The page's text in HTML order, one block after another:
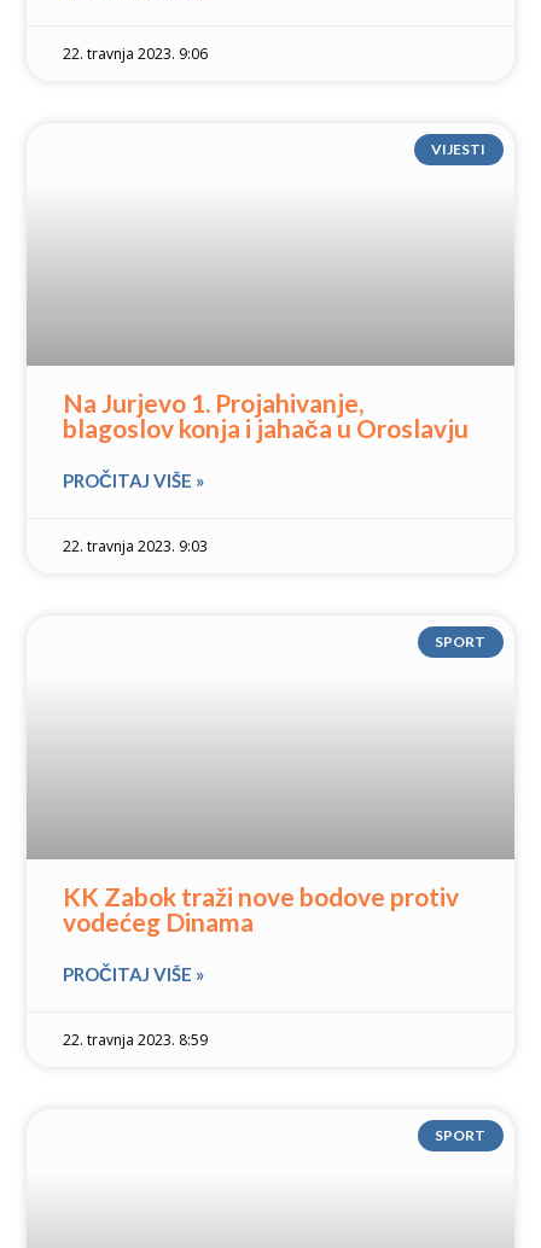
22. travnja 2023. 9:06
VIJESTI
Na Jurjevo 1. Projahivanje,
blagoslov konja i jahača u Oroslavju
PROČITAJ VIŠE »
22. travnja 2023. 9:03
SPORT
KK Zabok traži nove bodove protiv
vodećeg Dinama
PROČITAJ VIŠE »
22. travnja 2023. 8:59
SPORT